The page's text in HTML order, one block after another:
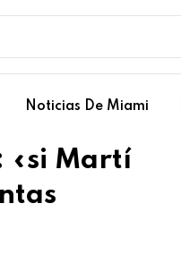
Noticias De Miami
«si Martí